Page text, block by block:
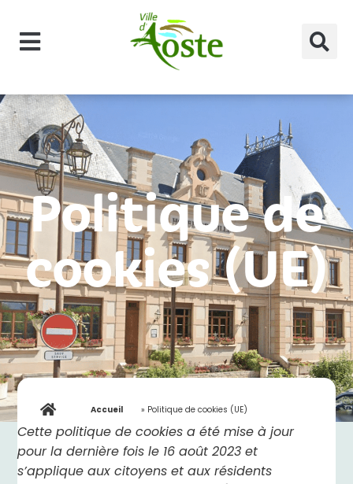
Politique de
cookies (UE)
Accueil » Politique de cookies (UE)
Cette politique de cookies a été mise à jour
pour la dernière fois le 16 août 2023 et
s’applique aux citoyens et aux résidents